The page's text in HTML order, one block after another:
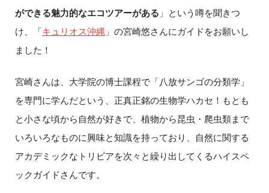
ができる魅力的なエコツアーがある 」という噂を聞きつ
け、「キュリオス沖縄 」の宮崎悠さんにガイドをお願いし
ました！
宮崎さんは、大学院の博士課程で「八放サンゴの分類学」
を専門に学んだという、正真正銘の生物学ハカセ！もとも
と小さな頃から自然が好きで、植物から昆虫・爬虫類まで
いろいろなものに興味と知識を持っており、自然に関する
アカデミックなトリビアを次々と繰り出してくるハイスペ
ックガイドさんです。